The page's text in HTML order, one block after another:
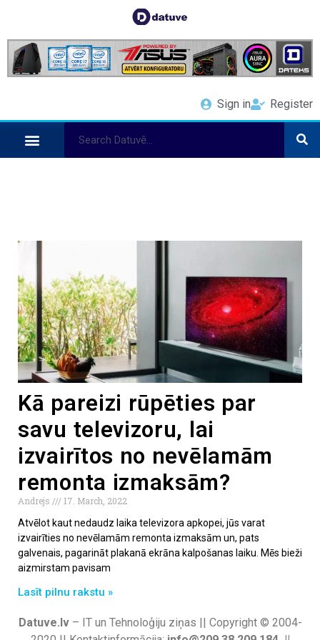
Sign in Register
Kā pareizi rūpēties par
savu televizoru, lai
izvairītos no nevēlamām
remonta izmaksām?
Andrejs
17. March, 2022
Atvēlot kaut nedaudz laika televizora apkopei, jūs varat
izvairīties no nevēlamām remonta izmaksām un, pats
galvenais, pagarināt plakanā ekrāna kalpošanas laiku. Mēs bieži
aizmirstam pavisam
Lasīt pilnu rakstu »
Datuve.lv– IT un Tehnoloģiju ziņas || Copyright © 2004-